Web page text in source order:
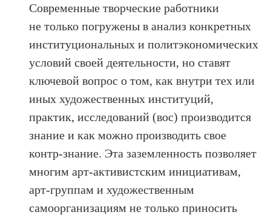
Современные творческие работники
не только погружены в анализ конкретных
институциональных и политэкономических
условий своей деятельности, но ставят
ключевой вопрос о том, как внутри тех или
иных художественных институций,
практик, исследований (вос) производится
знание и как можно производить свое
контр-знание. Эта заземленность позволяет
многим арт-активистским инициативам,
арт-группам и художественным
самоорганизациям не только приносить